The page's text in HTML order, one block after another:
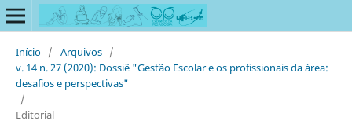
Início / Arquivos /
v. 14 n. 27 (2020): Dossiê "Gestão Escolar e os profissionais da área:
desafios e perspectivas"
/
Editorial